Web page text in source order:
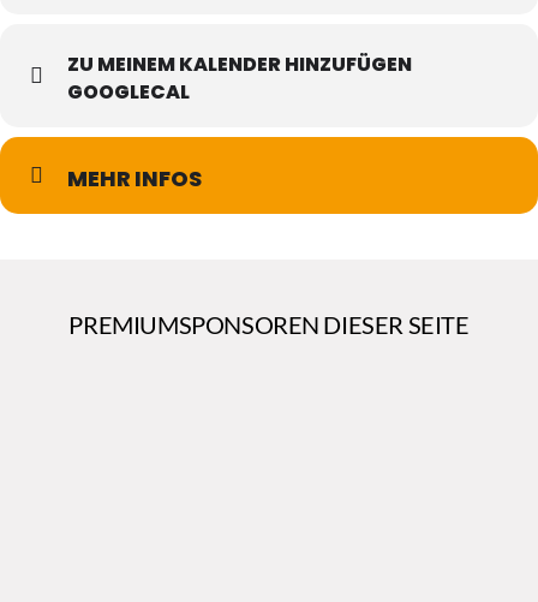
ZU MEINEM KALENDER HINZUFÜGEN
GOOGLECAL
MEHR INFOS
PREMIUMSPONSOREN DIESER SEITE